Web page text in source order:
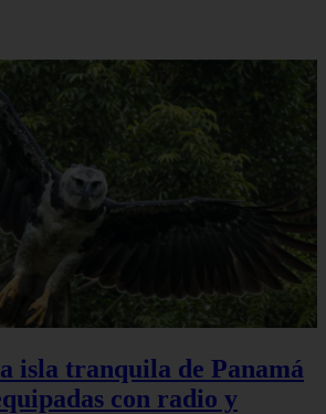
isla tranquila de Panamá
con radio y